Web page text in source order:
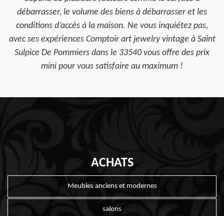
débarrasser, le volume des biens à débarrasser et les
conditions d’accès à la maison. Ne vous inquiétez pas,
avec ses expériences Comptoir art jewelry vintage à Saint
Sulpice De Pommiers dans le 33540 vous offre des prix
mini pour vous satisfaire au maximum !
ACHATS
Meubles anciens et modernes
salons